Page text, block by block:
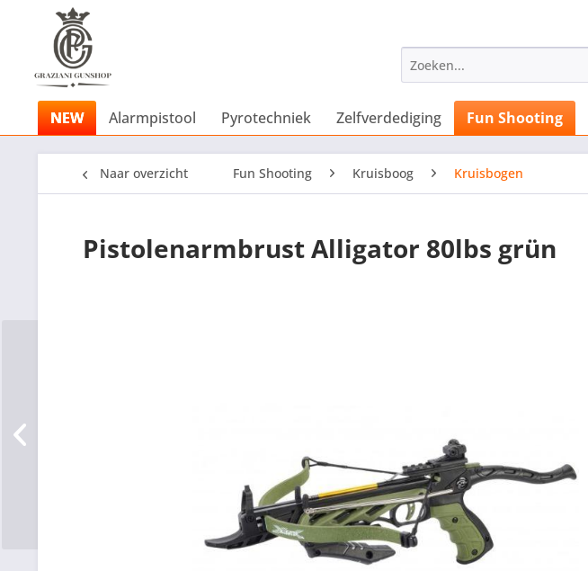
NEW Alarmpistool Pyrotechniek Zelfverdediging Fun Shooting
Naar overzicht Fun Shooting Kruisboog Kruisbogen
Pistolenarmbrust Alligator 80lbs grün